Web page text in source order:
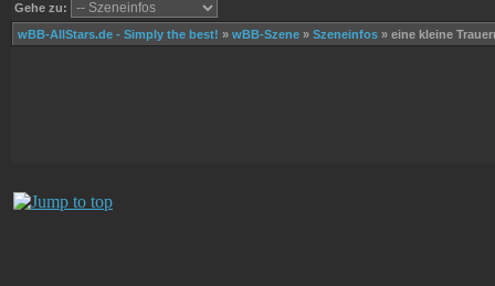
Gehe zu:
wBB-AllStars.de - Simply the best! » wBB-Szene » Szeneinfos » eine kleine